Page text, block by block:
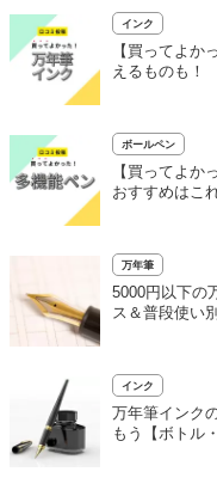
インク
【買ってよか
えるものも！
ボールペン
【買ってよか
おすすめはこ
万年筆
5000円以下の
ス＆普段使い
インク
万年筆インク
もう【ボトル